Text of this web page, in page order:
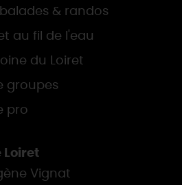
& randos
au fil de l'eau
du Loiret
groupes
pro
Loiret
Vignat